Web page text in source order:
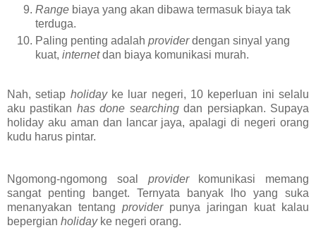
Range biaya yang akan dibawa termasuk biaya tak
terduga.
Paling penting adalah providerdengan sinyal yang
kuat, internetdan biaya komunikasi murah.
Nah, setiap holiday ke luar negeri, 10 keperluan ini selalu
aku pastikan has done searchingdan persiapkan. Supaya
holiday aku aman dan lancar jaya, apalagi di negeri orang
kudu harus pintar.
Ngomong-ngomong soal provider
komunikasi memang
sangat penting banget. Ternyata banyak lho yang suka
menanyakan tentang provider punya jaringan kuat kalau
bepergian holiday ke negeri orang.